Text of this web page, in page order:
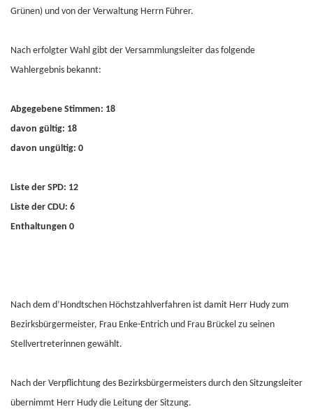
Grünen) und von der Verwaltung Herrn Führer.
Nach erfolgter Wahl gibt der Versammlungsleiter das folgende
Wahlergebnis bekannt:
Abgegebene Stimmen: 18
davon gültig: 18
davon ungültig: 0
Liste der SPD: 12
Liste der CDU: 6
Enthaltungen 0
Nach dem d’Hondtschen Höchstzahlverfahren ist damit Herr Hudy zum
Bezirksbürgermeister, Frau Enke-Entrich und Frau Brückel zu seinen
Stellvertreterinnen gewählt.
Nach der Verpflichtung des Bezirksbürgermeisters durch den Sitzungsleiter
übernimmt Herr Hudy die Leitung der Sitzung.